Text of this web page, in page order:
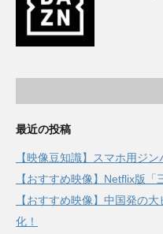
最近の投稿
【映像豆知識】スマホ用ジ
【おすすめ映像】Netflix版「
【おすすめ映像】中国発の
化！